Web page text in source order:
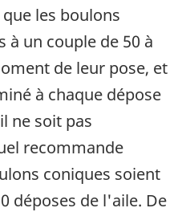
les boulons
à un couple de 50 à
de leur pose, et
à chaque dépose
ne soit pas
recommande
coniques soient
déposes de l'aile. De